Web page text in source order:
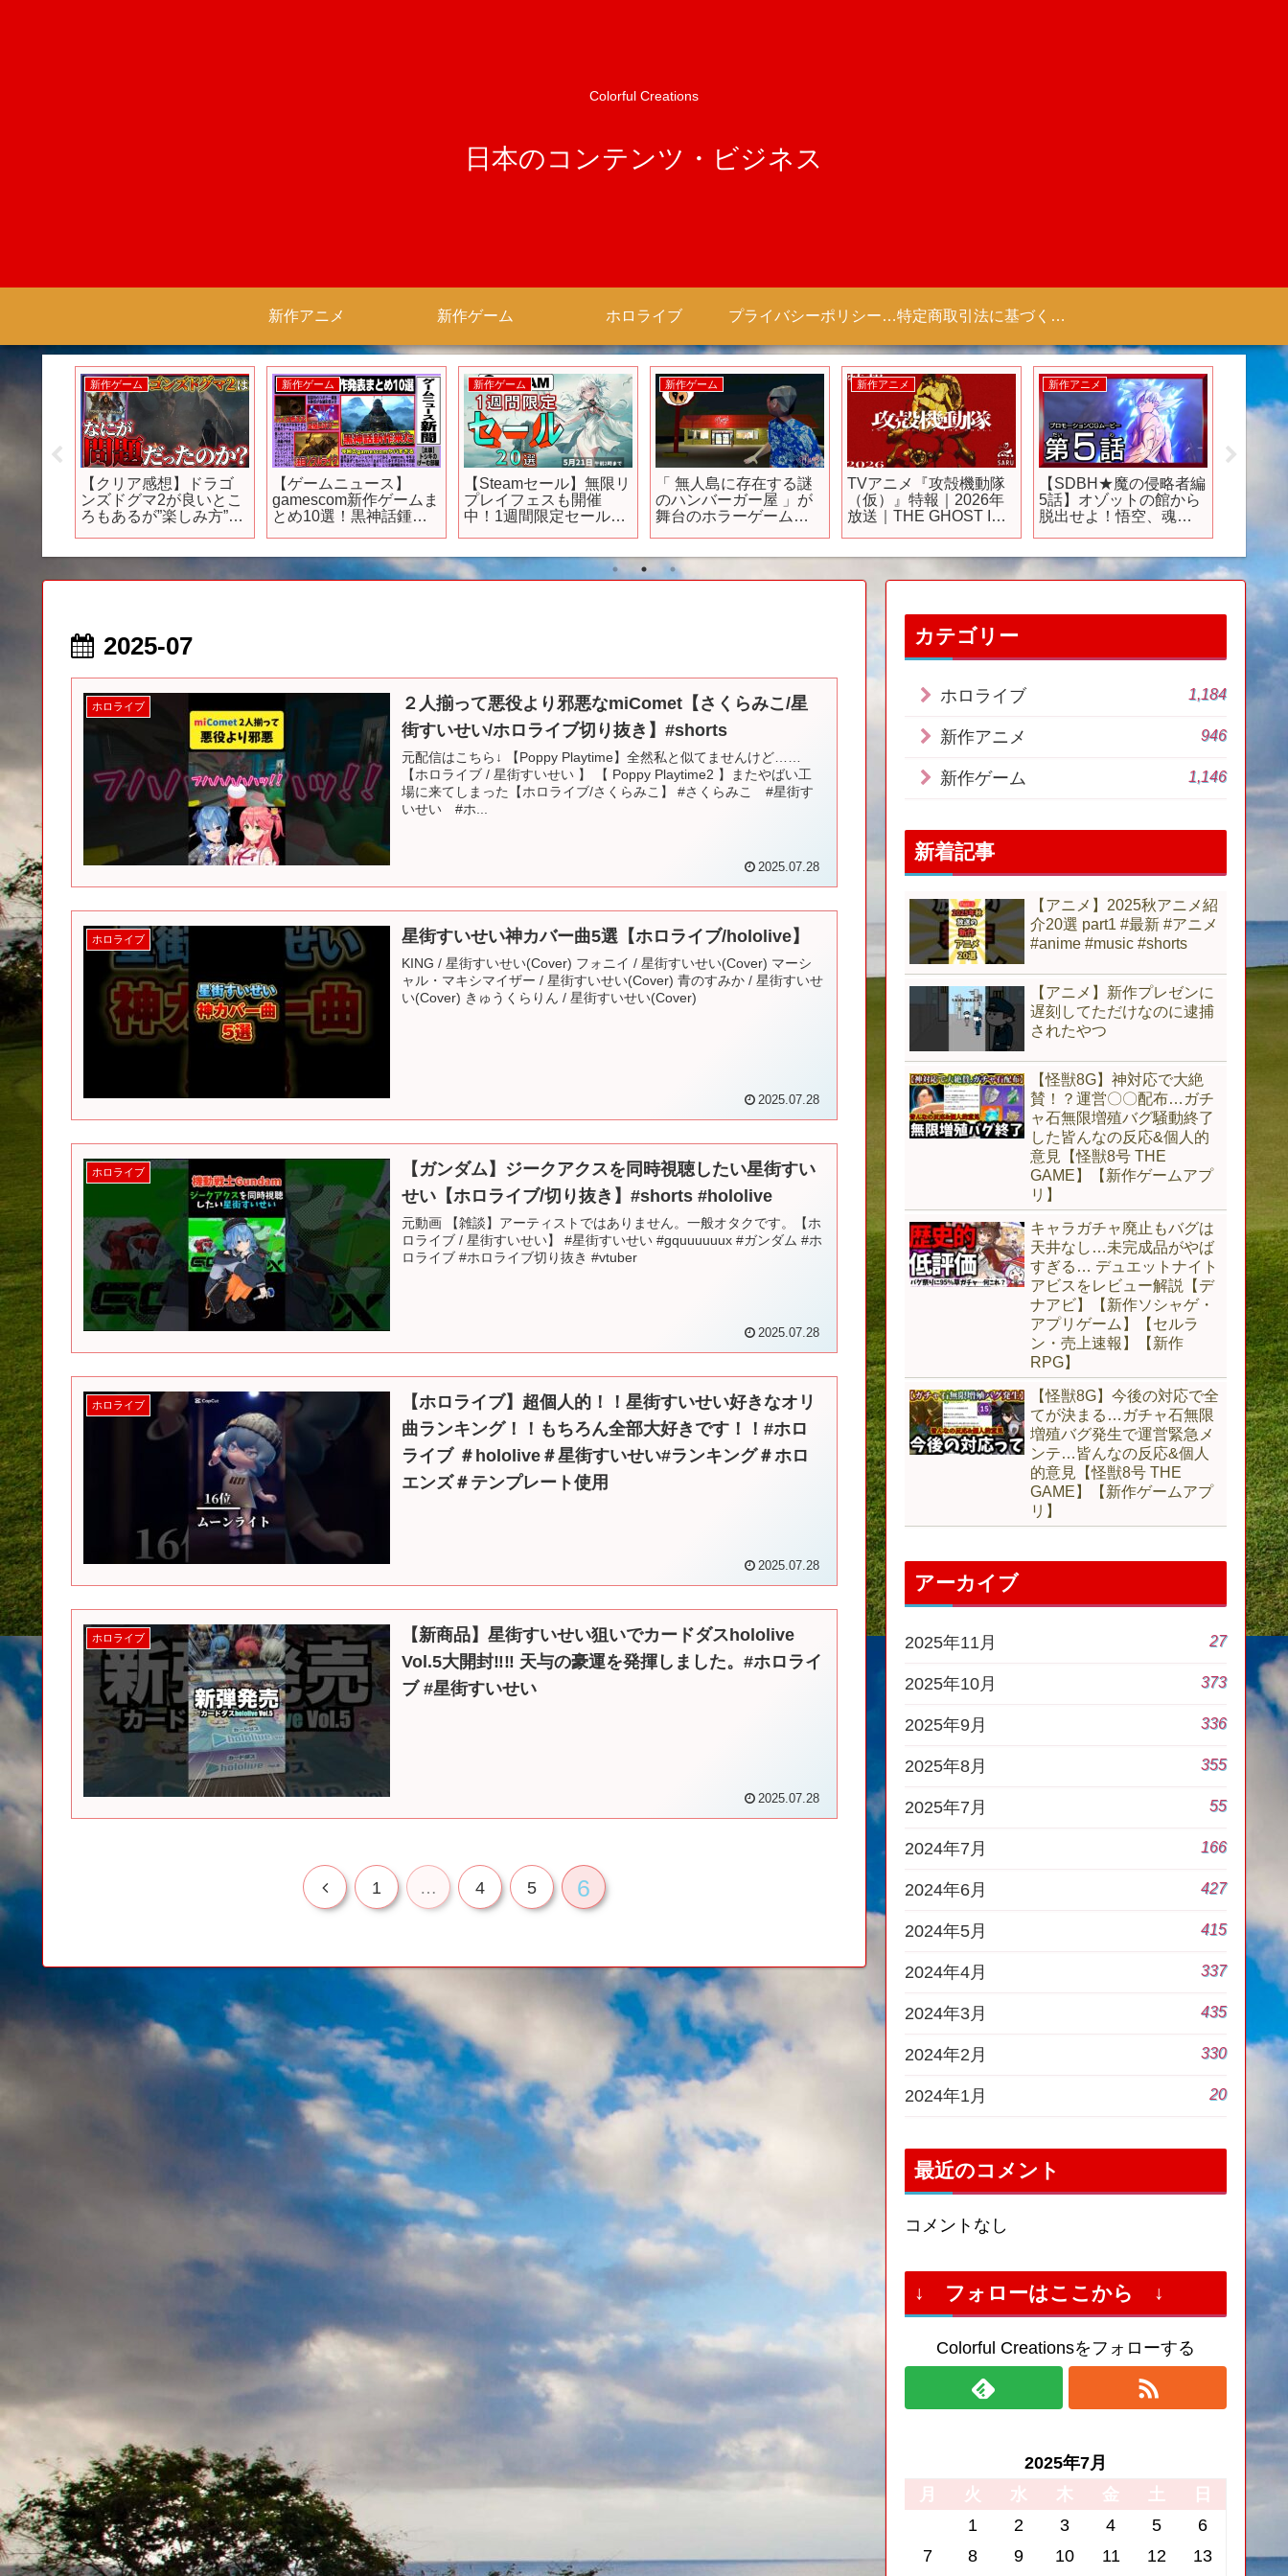
Colorful Creations
日本のコンテンツ・ビジネス
新作アニメ 新作ゲーム ホロライブ プライバシーポリシー 【Colorful Creation】 特定商取引法に基づく表記（商取引に関する開示）
新作ゲーム
【クリア感想】ドラゴ
ンズドグマ2が良いとこ
ろもあるが”楽しみ方”が
新作ゲーム
【ゲームニュース】
gamescom新作ゲームま
とめ10選！黒神話鍾馗/
ボ/ゴーストオブヨウテ
イ/鬼武者/サイレントヒ
新作ゲーム
【Steamセール】無限リ
プレイフェスも開催
中！1週間限定セール情
新作ゲーム
「 無人島に存在する謎
のハンバーガー屋 」が
舞台のホラーゲーム『
新作アニメ
TVアニメ『攻殻機動隊
（仮）』特報｜2026年
放送｜THE GHOST IN
新作アニメ
【SDBH★魔の侵略者編
5話】オゾットの館から
脱出せよ！悟空、魂の
プロモーションCGムー
ビー】
め #fyp
2025-07
ホロライブ
２人揃って悪役より邪悪なmiComet【さくらみこ/星
街すいせい/ホロライブ切り抜き】#shorts
元配信はこちら↓ 【Poppy Playtime】全然私と似てませんけど……
【ホロライブ / 星街すいせい 】 【 Poppy Playtime2 】またやばい工
場に来てしまった【ホロライブ/さくらみこ】 #さくらみこ #星街す
いせい #ホ...
2025.07.28
ホロライブ 星街すいせい神カバー曲5選【ホロライブ/hololive】
KING / 星街すいせい(Cover) フォニイ / 星街すいせい(Cover) マーシ
ャル・マキシマイザー / 星街すいせい(Cover) 青のすみか / 星街すいせ
い(Cover) きゅうくらりん / 星街すいせい(Cover)
2025.07.28
ホロライブ
【ガンダム】ジークアクスを同時視聴したい星街すい
せい【ホロライブ/切り抜き】#shorts #hololive
元動画 【雑談】アーティストではありません。一般オタクです。【ホ
ロライブ / 星街すいせい】 #星街すいせい #gquuuuuux #ガンダム #ホ
ロライブ #ホロライブ切り抜き #vtuber
2025.07.28
ホロライブ
【ホロライブ】超個人的！！星街すいせい好きなオリ
曲ランキング！！もちろん全部大好きです！！#ホロ
ライブ ＃hololive＃星街すいせい#ランキング＃ホロ
エンズ＃テンプレート使用
2025.07.28
ホロライブ
【新商品】星街すいせい狙いでカードダスhololive
Vol.5大開封‼︎‼︎ 天与の豪運を発揮しました。#ホロライ
ブ #星街すいせい
2025.07.28
前 1 … 4 5 6
カテゴリー
ホロライブ 1,184
新作アニメ 946
新作ゲーム 1,146
新着記事
【アニメ】2025秋アニメ紹
介20選 part1 #最新 #アニメ
#anime #music #shorts
【アニメ】新作プレゼンに
遅刻してただけなのに逮捕
されたやつ
【怪獣8G】神対応で大絶
賛！？運営〇〇配布…ガチ
ャ石無限増殖バグ騒動終了
した皆んなの反応&個人的
意見【怪獣8号 THE
GAME】【新作ゲームアプ
リ】
キャラガチャ廃止もバグは
天井なし…未完成品がやば
すぎる… デュエットナイト
アビスをレビュー解説【デ
ナアビ】【新作ソシャゲ・
アプリゲーム】【セルラ
ン・売上速報】【新作
RPG】
【怪獣8G】今後の対応で全
てが決まる…ガチャ石無限
増殖バグ発生で運営緊急メ
ンテ…皆んなの反応&個人
的意見【怪獣8号 THE
GAME】【新作ゲームアプ
リ】
アーカイブ
2025年11月 27
2025年10月 373
2025年9月 336
2025年8月 355
2025年7月 55
2024年7月 166
2024年6月 427
2024年5月 415
2024年4月 337
2024年3月 435
2024年2月 330
2024年1月 20
最近のコメント
コメントなし
↓ フォローはここから ↓
Colorful Creationsをフォローする
2025年7月
月
火 水 木 金 土
日
1
2 3 4 5
6
7
8 9 10 11 12 13